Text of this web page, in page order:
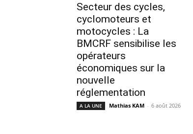
Secteur des cycles,
cyclomoteurs et
motocycles : La
BMCRF sensibilise les
opérateurs
économiques sur la
nouvelle
réglementation
A LA UNE Mathias KAM - 6 août 2026